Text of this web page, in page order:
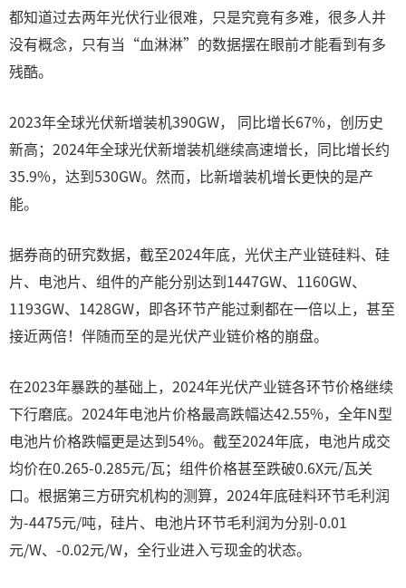
都知道过去两年光伏行业很难，只是究竟有多难，很多人并
没有概念，只有当“血淋淋”的数据摆在眼前才能看到有多
残酷。
2023年全球光伏新增装机390GW， 同比增长67%，创历史
新高；2024年全球光伏新增装机继续高速增长，同比增长约
35.9%，达到530GW。然而，比新增装机增长更快的是产
能。
据券商的研究数据，截至2024年底，光伏主产业链硅料、硅
片、电池片、组件的产能分别达到1447GW、1160GW、
1193GW、1428GW，即各环节产能过剩都在一倍以上，甚至
接近两倍！伴随而至的是光伏产业链价格的崩盘。
在2023年暴跌的基础上，2024年光伏产业链各环节价格继续
下行磨底。2024年电池片价格最高跌幅达42.55%，全年N型
电池片价格跌幅更是达到54%。截至2024年底，电池片成交
均价在0.265-0.285元/瓦；组件价格甚至跌破0.6X元/瓦关
口。根据第三方研究机构的测算，2024年底硅料环节毛利润
为-4475元/吨，硅片、电池片环节毛利润为分别-0.01
元/W、-0.02元/W，全行业进入亏现金的状态。